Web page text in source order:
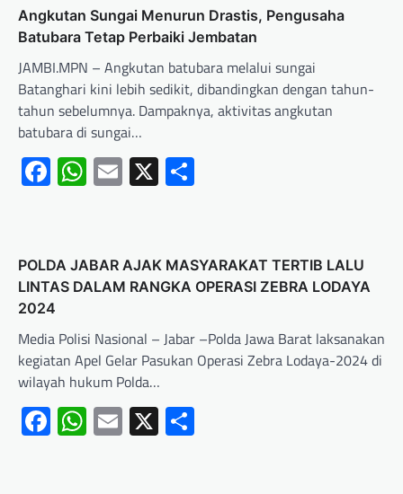
Angkutan Sungai Menurun Drastis, Pengusaha
Batubara Tetap Perbaiki Jembatan
JAMBI.MPN – Angkutan batubara melalui sungai
Batanghari kini lebih sedikit, dibandingkan dengan tahun-
tahun sebelumnya. Dampaknya, aktivitas angkutan
batubara di sungai…
Facebook
WhatsApp
Email
X
POLDA JABAR AJAK MASYARAKAT TERTIB LALU
LINTAS DALAM RANGKA OPERASI ZEBRA LODAYA
2024
Media Polisi Nasional – Jabar –Polda Jawa Barat laksanakan
kegiatan Apel Gelar Pasukan Operasi Zebra Lodaya-2024 di
wilayah hukum Polda…
Facebook
WhatsApp
Email
X